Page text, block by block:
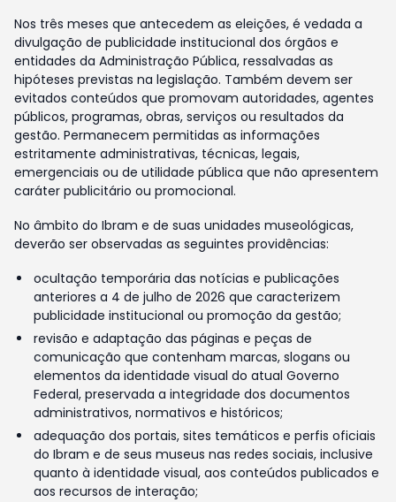
Nos três meses que antecedem as eleições, é vedada a
divulgação de publicidade institucional dos órgãos e
entidades da Administração Pública, ressalvadas as
hipóteses previstas na legislação. Também devem ser
evitados conteúdos que promovam autoridades, agentes
públicos, programas, obras, serviços ou resultados da
gestão. Permanecem permitidas as informações
estritamente administrativas, técnicas, legais,
emergenciais ou de utilidade pública que não apresentem
caráter publicitário ou promocional.
No âmbito do Ibram e de suas unidades museológicas,
deverão ser observadas as seguintes providências:
ocultação temporária das notícias e publicações
anteriores a 4 de julho de 2026 que caracterizem
publicidade institucional ou promoção da gestão;
revisão e adaptação das páginas e peças de
comunicação que contenham marcas, slogans ou
elementos da identidade visual do atual Governo
Federal, preservada a integridade dos documentos
administrativos, normativos e históricos;
adequação dos portais, sites temáticos e perfis oficiais
do Ibram e de seus museus nas redes sociais, inclusive
quanto à identidade visual, aos conteúdos publicados e
aos recursos de interação;